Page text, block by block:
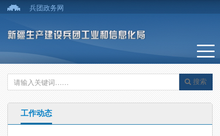
兵团政务网
搜索
工作动态